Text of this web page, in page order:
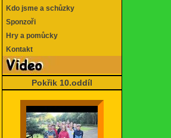
Kdo jsme a schůzky
Sponzoři
Hry a pomůcky
Kontakt
Pokřik 10.oddíl